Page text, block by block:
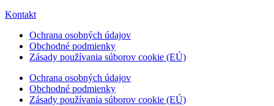
Kontakt
Ochrana osobných údajov
Obchodné podmienky
Zásady používania súborov cookie (EÚ)
Ochrana osobných údajov
Obchodné podmienky
Zásady používania súborov cookie (EÚ)